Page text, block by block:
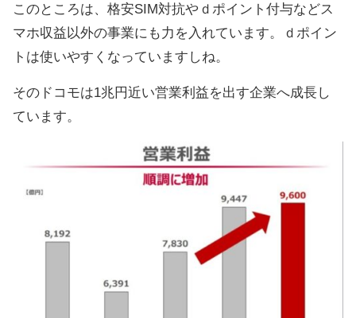
このところは、格安SIM対抗やｄポイント付与などス
マホ収益以外の事業にも力を入れています。ｄポイン
トは使いやすくなっていますしね。
そのドコモは1兆円近い営業利益を出す企業へ成長し
ています。